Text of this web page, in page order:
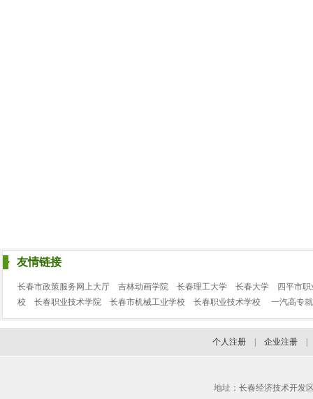
友情链接
长春市政策服务网上大厅 吉林动画学院 长春理工大学 长春大学
四平市
校
长春职业技术学院 长春市机械工业学校 长春职业技术学校 一汽高专
个人注册 企业注册
地址：长春经济技术开发